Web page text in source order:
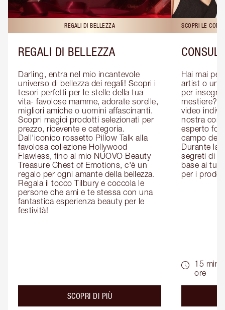
REGALI DI BELLEZZA
REGALI DI BELLEZZA
Darling, entra nel mio incantevole
universo di bellezza dei regali! Scopri i
tesori perfetti per le stelle della tua
vita- favolose mamme, adorate sorelle,
migliori amiche o uomini affascinanti.
Scopri magici prodotti selezionati per
prezzo, ricevente e categoria.
Dall'iconico rossetto Pillow Talk alla
favolosa collezione Hollywood
Flawless, fino al mio NUOVO Beauty
Treasure Chest of Emotions, c'è un
regalo per ogni amante della bellezza.
Regala il tocco Tilbury e coccola le
persone che ami e te stessa con una
fantastica esperienza beauty per le
festività!
SCOPRI DI PIÙabout the
SCOPRI LE
Hai mai
artist o un
per
mestiere?
video
nostra
esperto
campo del
Durante la
segreti di
base ai
per i
15 min
ore